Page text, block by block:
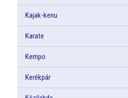
Kajak-kenu
Karate
Kempo
Kerékpár